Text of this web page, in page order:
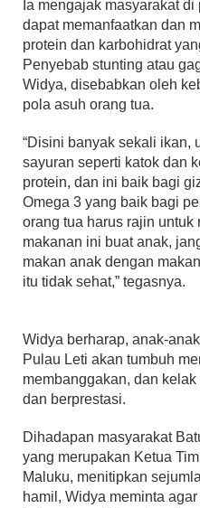
Ia mengajak masyarakat
dapat memanfaatkan dan
protein dan karbohidrat
Penyebab stunting atau
Widya, disebabkan oleh
pola asuh orang tua.
“Disini banyak sekali ikan,
sayuran seperti katok dan
protein, dan ini baik bagi
Omega 3 yang baik bagi
orang tua harus rajin untuk
makanan ini buat anak,
makan anak dengan
itu tidak sehat,” tegasnya.
Widya berharap, anak-
Pulau Leti akan tumbuh
membanggakan, dan
dan berprestasi.
Dihadapan masyarakat
yang merupakan Ketua
Maluku, menitipkan
hamil, Widya meminta